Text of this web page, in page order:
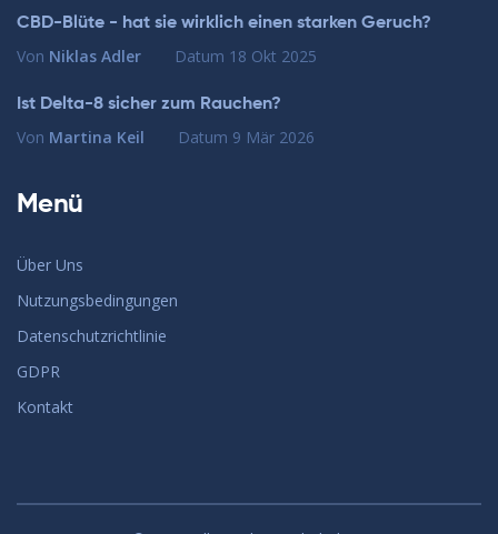
CBD-Blüte - hat sie wirklich einen starken Geruch?
Von Niklas Adler Datum 18 Okt 2025
Ist Delta-8 sicher zum Rauchen?
Von Martina Keil Datum 9 Mär 2026
Menü
Über Uns
Nutzungsbedingungen
Datenschutzrichtlinie
GDPR
Kontakt